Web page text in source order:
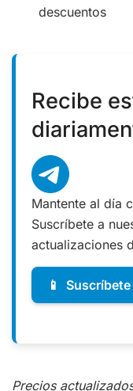
descuentos
Recibe
Mantente al día
Suscríbete a
actualizaciones
📱
Precios